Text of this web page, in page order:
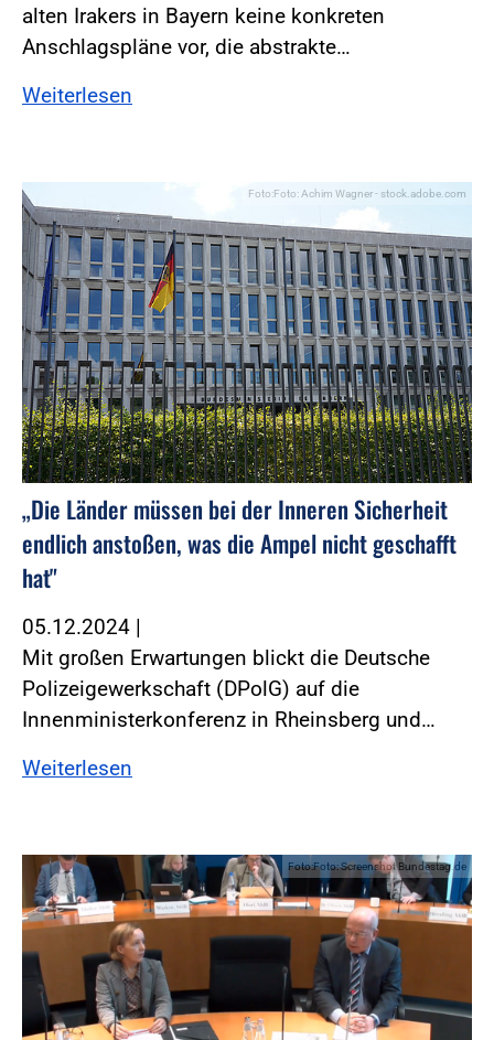
alten Irakers in Bayern keine konkreten
Anschlagspläne vor, die abstrakte…
Weiterlesen
Foto:Foto: Achim Wagner - stock.adobe.com
„Die Länder müssen bei der Inneren Sicherheit
endlich anstoßen, was die Ampel nicht geschafft
hat"
05.12.2024 |
Mit großen Erwartungen blickt die Deutsche
Polizeigewerkschaft (DPolG) auf die
Innenministerkonferenz in Rheinsberg und…
Weiterlesen
Foto:Foto: Screenshot Bundestag.de